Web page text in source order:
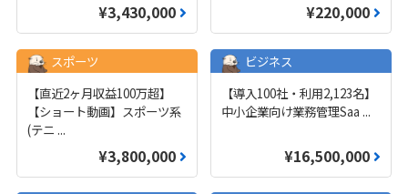
¥3,430,000 ¥220,000
スポーツ
【直近2ヶ月収益100万超】
【ショート動画】スポーツ系
(テニ ...
¥3,800,000
ビジネス
【導入100社・利用2,123名】
中小企業向け業務管理Saa ...
¥16,500,000